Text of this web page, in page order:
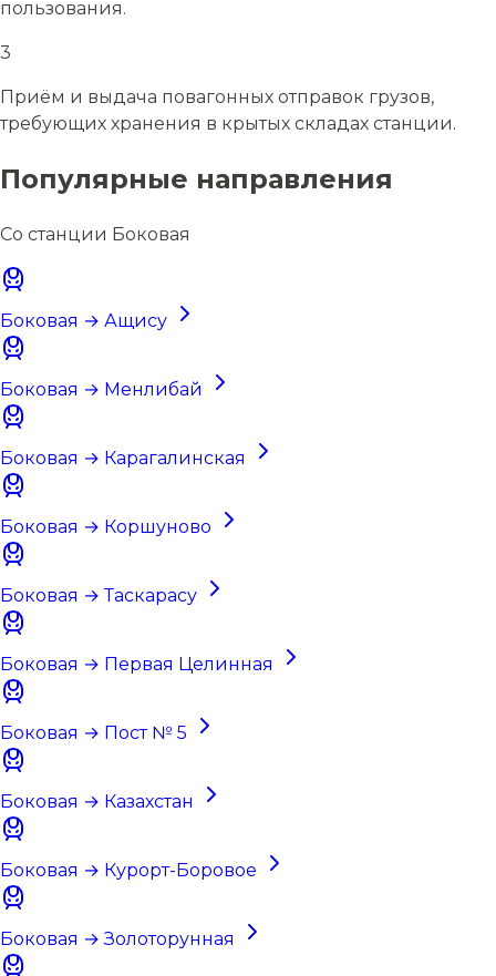
пользования.
3
Приём и выдача повагонных отправок грузов,
требующих хранения в крытых складах станции.
Популярные направления
Со станции Боковая
Боковая → Ащису
Боковая → Менлибай
Боковая → Карагалинская
Боковая → Коршуново
Боковая → Таскарасу
Боковая → Первая Целинная
Боковая → Пост № 5
Боковая → Казахстан
Боковая → Курорт-Боровое
Боковая → Золоторунная